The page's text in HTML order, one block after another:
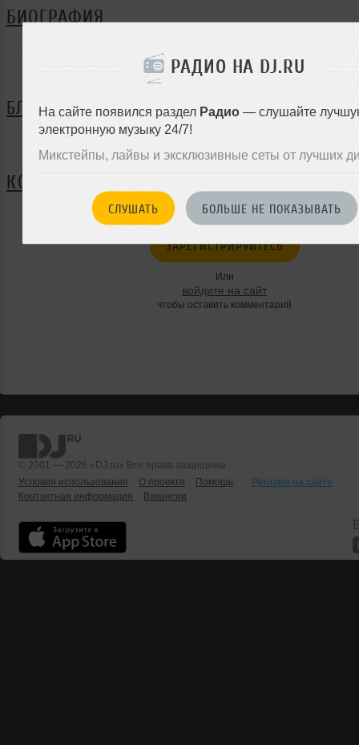
РАДИО НА DJ.RU
На сайте появился раздел Радио — слушайте
электронную музыку 24/7!
Микстейпы, лайвы и эксклюзивные сеты от лучших
СЛУШАТЬ БОЛЬШЕ НЕ ПОКАЗЫВАТЬ
БИОГРАФИЯ
БЛОГ
КОММЕНТАРИИ
ЗАРЕГИСТРИРУЙТЕСЬ
Или
войдите на сайт
чтобы оставить комментарий
© 2001 — 2026 «DJ.ru» Все права защищены.
Условия использования
О проекте Помощь
Реклама на сайте
Контактная информация
Вакансии